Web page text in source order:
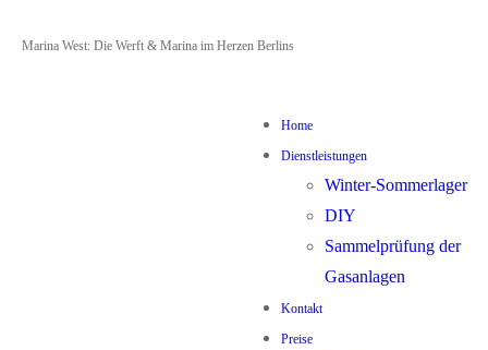
Zum
Menü
Schließen
Marina West: Die Werft & Marina im Herzen Berlins
Home
Dienstleistungen
Winter-Sommerlager
DIY
Sammelprüfung der
Gasanlagen
Kontakt
Preise